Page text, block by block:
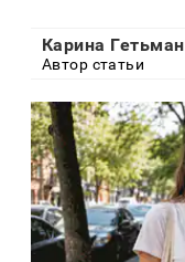
Карина Гетьман
Автор статьи